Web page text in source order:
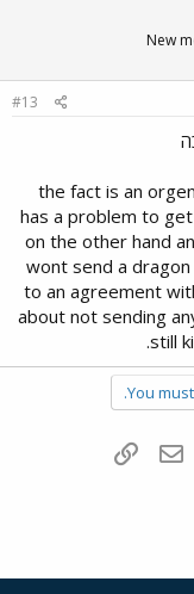
New
#13
the fact is an
has a problem to
on the other hand
wont send a
to an agreement
about not sending
still
You
WhatsAppדואר אלקטרוני